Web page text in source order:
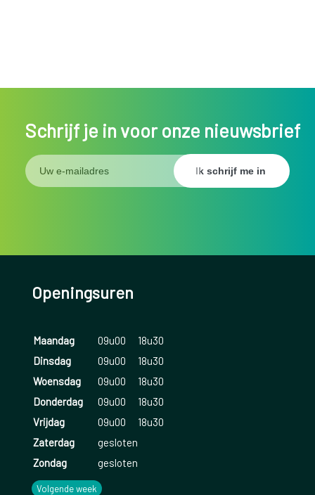
Schrijf je in voor onze nieuwsbrief
Openingsuren
Maandag 09u00
18u30
Dinsdag
09u00
18u30
Woensdag
09u00
18u30
Donderdag
09u00
18u30
Vrijdag
09u00
18u30
Zaterdag
gesloten
Zondag
gesloten
Volgende week